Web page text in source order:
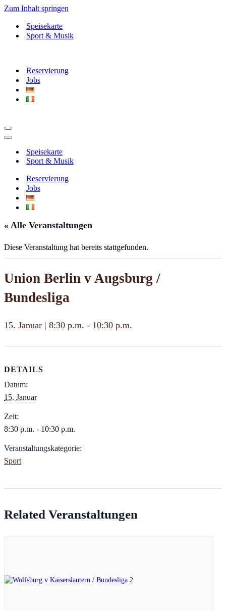
Zum Inhalt springen
Speisekarte
Sport & Musik
Reservierung
Jobs
Navigationsmenü
Navigationsmenü
Speisekarte
Sport & Musik
Reservierung
Jobs
« Alle Veranstaltungen
Diese Veranstaltung hat bereits stattgefunden.
Union Berlin v Augsburg /
Bundesliga
15. Januar | 8:30 p.m. - 10:30 p.m.
DETAILS
Datum:
15. Januar
Zeit:
8:30 p.m. - 10:30 p.m.
Veranstaltungskategorie:
Sport
Related Veranstaltungen